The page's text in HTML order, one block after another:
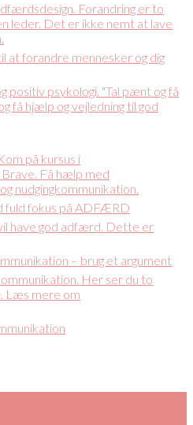
forandre mennesker og dig
fuld fokus på ADFÆRD
– brug et argument